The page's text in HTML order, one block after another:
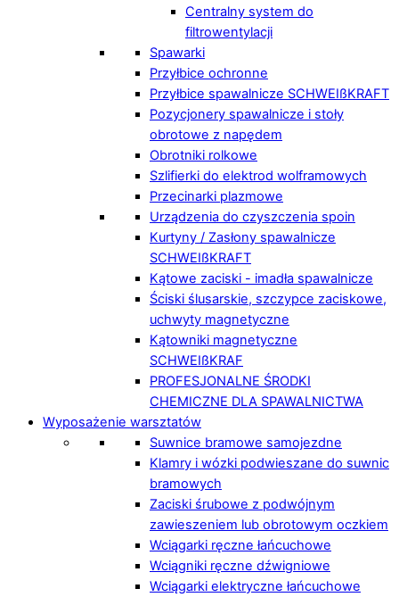
Centralny system do
filtrowentylacji
Spawarki
Przyłbice ochronne
Przyłbice spawalnicze SCHWEIßKRAFT
Pozycjonery spawalnicze i stoły
obrotowe z napędem
Obrotniki rolkowe
Szlifierki do elektrod wolframowych
Przecinarki plazmowe
Urządzenia do czyszczenia spoin
Kurtyny / Zasłony spawalnicze
SCHWEIßKRAFT
Kątowe zaciski - imadła spawalnicze
Ściski ślusarskie, szczypce zaciskowe,
uchwyty magnetyczne
Kątowniki magnetyczne
SCHWEIßKRAF
PROFESJONALNE ŚRODKI
CHEMICZNE DLA SPAWALNICTWA
Wyposażenie warsztatów
Suwnice bramowe samojezdne
Klamry i wózki podwieszane do suwnic
bramowych
Zaciski śrubowe z podwójnym
zawieszeniem lub obrotowym oczkiem
Wciągarki ręczne łańcuchowe
Wciągniki ręczne dźwigniowe
Wciągarki elektryczne łańcuchowe